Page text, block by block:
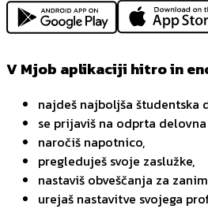
V Mjob aplikaciji hitro in
najdeš najboljša študentska
se prijaviš na odprta
naročiš napotnico,
pregleduješ svoje zaslužke,
nastaviš obveščanja za
urejaš nastavitve svojega